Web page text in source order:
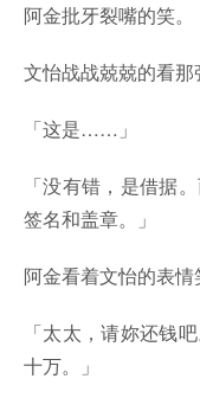
阿金批牙裂嘴的笑。
文怡战战兢兢的看那
「这是……」
「没有错，是借据
签名和盖章。」
阿金看着文怡的表情
「太太，请妳还钱
十万。」